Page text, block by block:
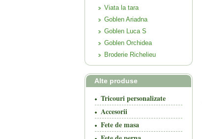
Viata la tara
Goblen Ariadna
Goblen Luca S
Goblen Orchidea
Broderie Richelieu
Alte produse
Tricouri personalizate
Accesorii
Fete de masa